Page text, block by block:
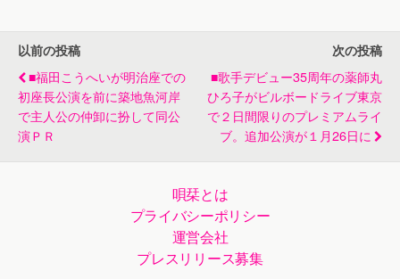
以前の投稿
■福田こうへいが明治座での
初座長公演を前に築地魚河岸
で主人公の仲卸に扮して同公
演ＰＲ
次の投稿
■歌手デビュー35周年の薬師丸
ひろ子がビルボードライブ東京
で２日間限りのプレミアムライ
ブ。追加公演が１月26日に
唄栞とは
プライバシーポリシー
運営会社
プレスリリース募集